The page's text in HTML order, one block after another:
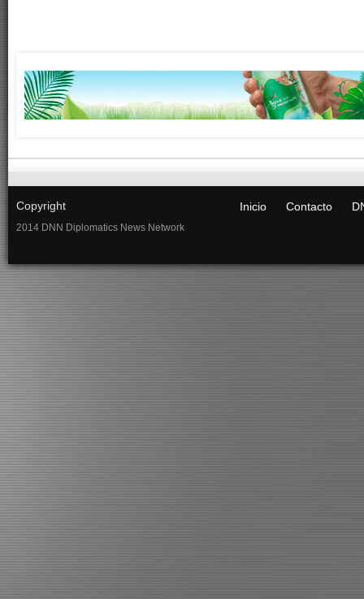
Copyright
2014 DNN Diplomatics News Network
Inicio Contacto